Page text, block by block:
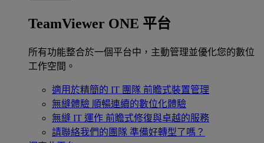
TeamViewer ONE 平台
所有功能整合於一個平台中，主動管理並優化您的數位
工作空間。
適用於精簡的 IT 團隊 前瞻式裝置管理
無縫體驗 順暢連續的數位化體驗
無縫 IT 運作 前瞻式修復與卓越的服務
請聯絡我們的團隊 準備好轉型了嗎？